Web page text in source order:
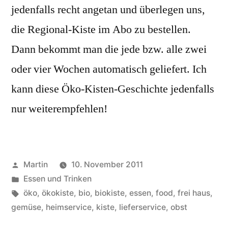
jedenfalls recht angetan und überlegen uns,
die Regional-Kiste im Abo zu bestellen.
Dann bekommt man die jede bzw. alle zwei
oder vier Wochen automatisch geliefert. Ich
kann diese Öko-Kisten-Geschichte jedenfalls
nur weiterempfehlen!
Veröffentlicht
von
Martin
10. November 2011
Veröffentlicht
unter
Essen und Trinken
Schlagwörter:
öko, ökokiste, bio, biokiste, essen, food, frei haus,
gemüse, heimservice, kiste, lieferservice, obst